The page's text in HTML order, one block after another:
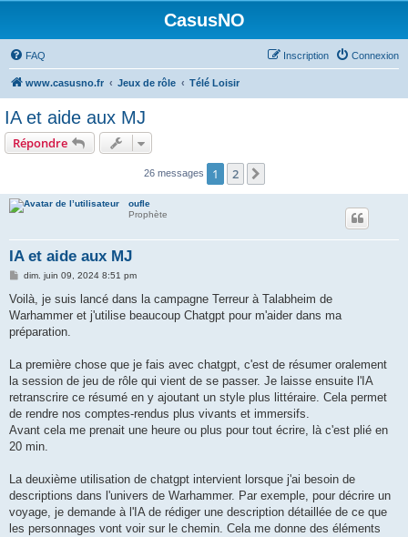
CasusNO
FAQ Connexion
Inscription
www.casusno.fr Jeux de rôle Télé Loisir
IA et aide aux MJ
Répondre
26 messages 1 2
oufle
Prophète
IA et aide aux MJ
M
s
a
g
dim. juin 09, 2024 8:51 pm
Voilà, je suis lancé dans la campagne Terreur à Talabheim de
Warhammer et j'utilise beaucoup Chatgpt pour m'aider dans ma
préparation.
La première chose que je fais avec chatgpt, c'est de résumer oralement
la session de jeu de rôle qui vient de se passer. Je laisse ensuite l'IA
retranscrire ce résumé en y ajoutant un style plus littéraire. Cela permet
de rendre nos comptes-rendus plus vivants et immersifs.
Avant cela me prenait une heure ou plus pour tout écrire, là c'est plié en
20 min.
La deuxième utilisation de chatgpt intervient lorsque j'ai besoin de
descriptions dans l'univers de Warhammer. Par exemple, pour décrire un
voyage, je demande à l'IA de rédiger une description détaillée de ce que
les personnages vont voir sur le chemin. Cela me donne des éléments